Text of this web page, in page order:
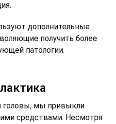
дополнительные
получить более
патологии.
головы, мы привыкли
средствами. Несмотря